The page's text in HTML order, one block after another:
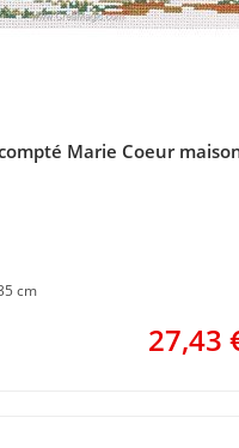
Marie Coeur
cm
27,43